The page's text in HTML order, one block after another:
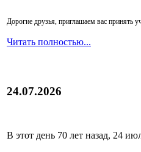
Дорогие друзья, приглашаем вас принять
Читать полностью...
24.07.2026
В этот день 70 лет назад, 24